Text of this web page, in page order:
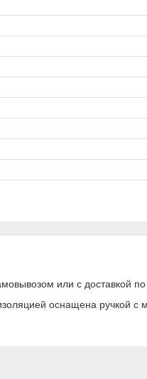
или с доставкой по
оснащена ручкой